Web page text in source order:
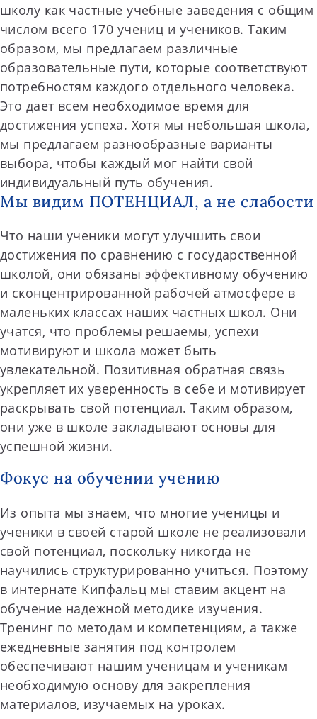
школу как частные учебные заведения с общим
числом всего 170 учениц и учеников. Таким
образом, мы предлагаем различные
образовательные пути, которые соответствуют
потребностям каждого отдельного человека.
Это дает всем необходимое время для
достижения успеха. Хотя мы небольшая школа,
мы предлагаем разнообразные варианты
выбора, чтобы каждый мог найти свой
индивидуальный путь обучения.
Мы видим ПОТЕНЦИАЛ, а не слабости
Что наши ученики могут улучшить свои
достижения по сравнению с государственной
школой, они обязаны эффективному обучению
и сконцентрированной рабочей атмосфере в
маленьких классах наших частных школ. Они
учатся, что проблемы решаемы, успехи
мотивируют и школа может быть
увлекательной. Позитивная обратная связь
укрепляет их уверенность в себе и мотивирует
раскрывать свой потенциал. Таким образом,
они уже в школе закладывают основы для
успешной жизни.
Фокус на обучении учению
Из опыта мы знаем, что многие ученицы и
ученики в своей старой школе не реализовали
свой потенциал, поскольку никогда не
научились структурированно учиться. Поэтому
в интернате Кипфальц мы ставим акцент на
обучение надежной методике изучения.
Тренинг по методам и компетенциям, а также
ежедневные занятия под контролем
обеспечивают нашим ученицам и ученикам
необходимую основу для закрепления
материалов, изучаемых на уроках.